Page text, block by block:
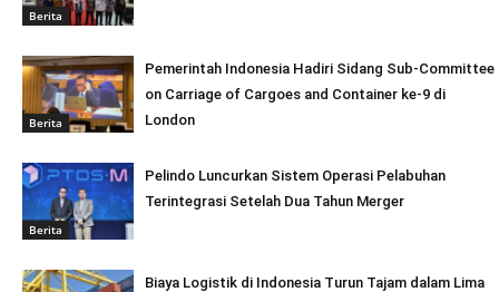
Berita
Berita
Pemerintah Indonesia Hadiri Sidang Sub-Committee
on Carriage of Cargoes and Container ke-9 di
London
Berita
Pelindo Luncurkan Sistem Operasi Pelabuhan
Terintegrasi Setelah Dua Tahun Merger
Biaya Logistik di Indonesia Turun Tajam dalam Lima